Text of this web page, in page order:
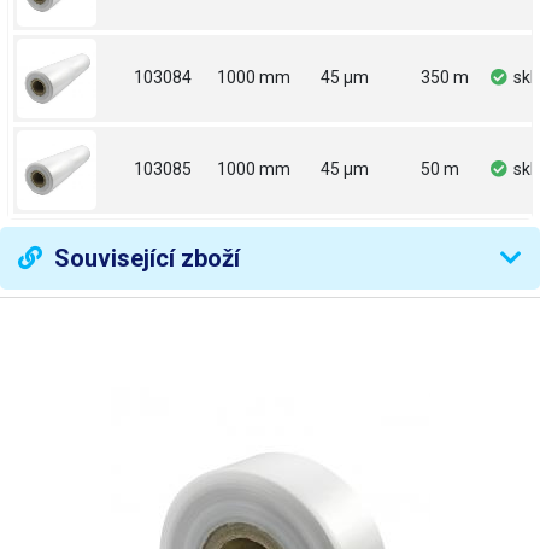
103084 1000 mm 45 µm 350 m
103085 1000 mm 45 µm 50 m
Související zboží